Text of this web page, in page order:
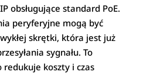
obsługujące standard PoE.
peryferyjne mogą być
skrętki, która jest już
sygnału. To
redukuje koszty i czas